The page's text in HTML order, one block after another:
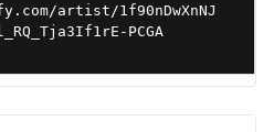
artist/1f90nDwXnNJ
PCGA